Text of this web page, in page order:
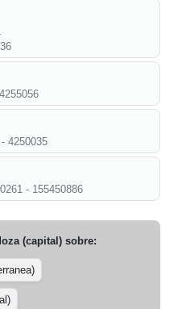
4250035
- 155450886
(capital)sobre: